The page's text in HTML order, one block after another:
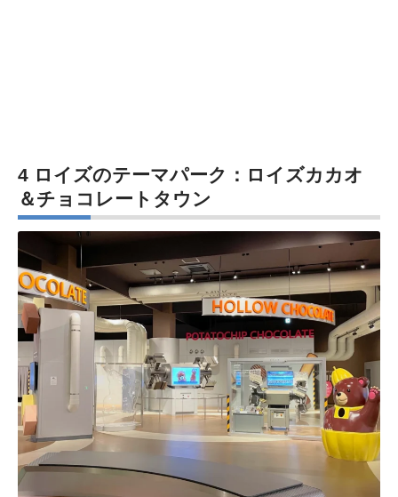
4 ロイズのテーマパーク：ロイズカカオ
＆チョコレートタウン